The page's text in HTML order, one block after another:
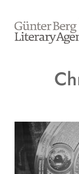
Inhalt
springen